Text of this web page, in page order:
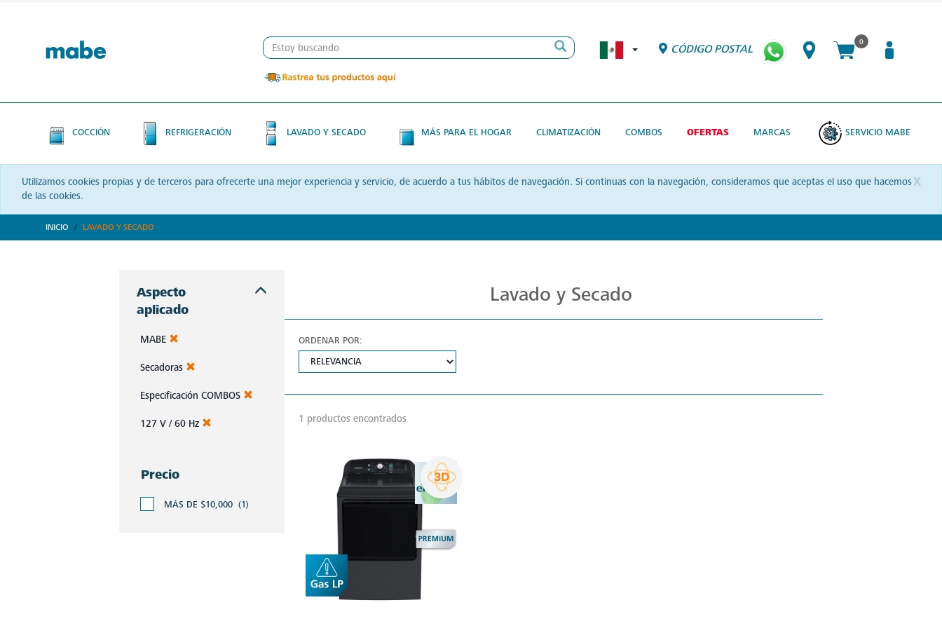
CÓDIGO POSTAL
0
COCCIÓN REFRIGERACIÓN LAVADO Y SECADO MÁS PARA EL HOGAR CLIMATIZACIÓN COMBOS OFERTAS MARCAS SERVICIO MABE
x
Utilizamos cookies propias y de terceros para ofrecerte una mejor experiencia y servicio, de acuerdo a tus hábitos de navegación. Si continuas con la navegación, consideramos que aceptas el uso que hacemos
de las cookies.
INICIO LAVADO Y SECADO
Aspecto
aplicado
MABE
Secadoras
Especificación COMBOS
127 V / 60 Hz
Precio
MÁS DE $10,000 (1)
Lavado y Secado
ORDENAR POR:
1 productos encontrados